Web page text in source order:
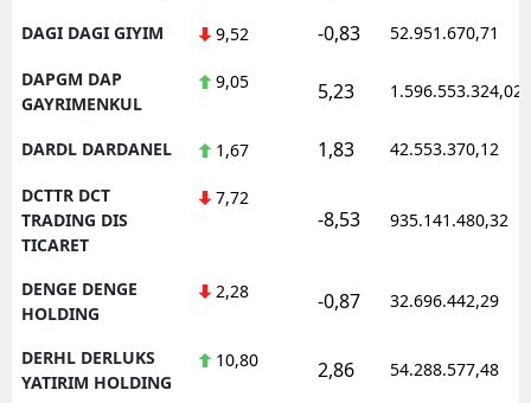
DAGI DAGI GIYIM 9,52 -0,83 52.951.670,71
DAPGM DAP
GAYRIMENKUL
9,05 5,23 1.596.553.324,02
DARDL DARDANEL 1,67 1,83 42.553.370,12
DCTTR DCT
TRADING DIS
TICARET
7,72
-8,53 935.141.480,32
DENGE DENGE
HOLDING
2,28 -0,87 32.696.442,29
DERHL DERLUKS
YATIRIM HOLDING
10,80 2,86 54.288.577,48